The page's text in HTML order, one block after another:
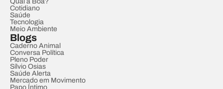
Cotidiano
Saúde
Tecnologia
Meio Ambiente
Blogs
Caderno Animal
Conversa Política
Pleno Poder
Sílvio Osias
Saúde Alerta
Mercado em Movimento
Papo Íntimo